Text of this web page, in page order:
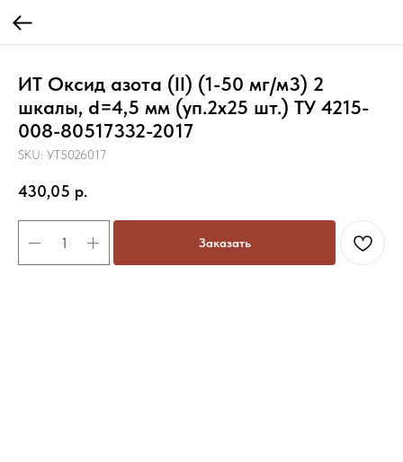
ИТ Оксид азота (II) (1-50 мг/м3) 2
шкалы, d=4,5 мм (уп.2х25 шт.) ТУ 4215-
008-80517332-2017
SKU: УТ5026017
430,05 р.
Заказать